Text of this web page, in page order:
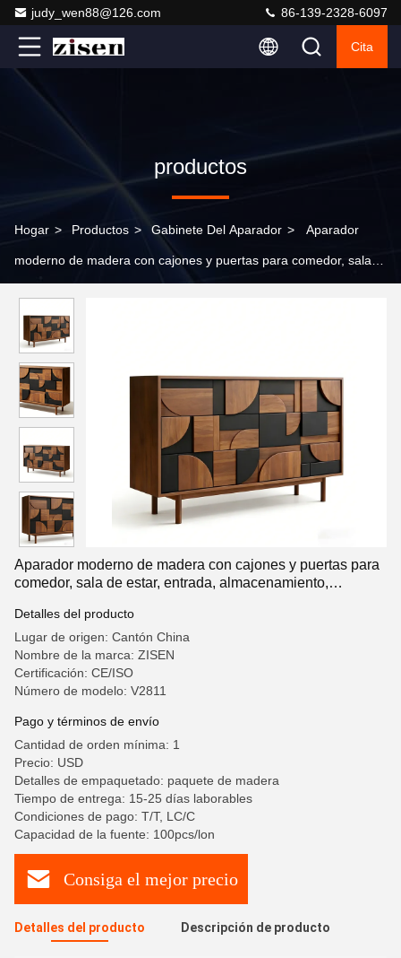
judy_wen88@126.com 86-139-2328-6097
Cita
productos
Hogar > Productos > Gabinete Del Aparador > Aparador
moderno de madera con cajones y puertas para comedor, sala
Aparador moderno de madera con cajones y puertas para
comedor, sala de estar, entrada, almacenamiento,
Detalles del producto
Lugar de origen: Cantón China
Nombre de la marca: ZISEN
Certificación: CE/ISO
Número de modelo: V2811
Pago y términos de envío
Cantidad de orden mínima: 1
Precio: USD
Detalles de empaquetado: paquete de madera
Tiempo de entrega: 15-25 días laborables
Condiciones de pago: T/T, LC/C
Capacidad de la fuente: 100pcs/lon
Consiga el mejor precio
Detalles del producto Descripción de producto